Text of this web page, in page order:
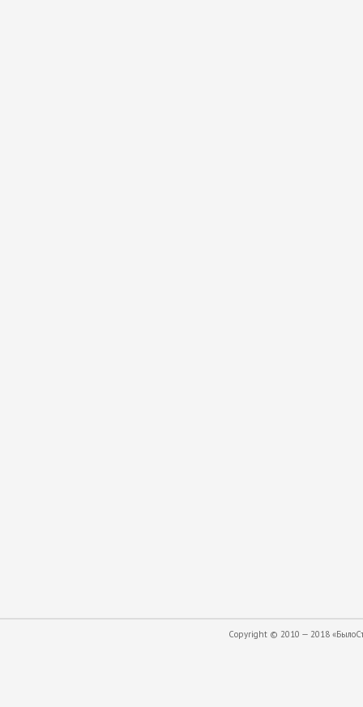
Copyright © 2010 — 2018